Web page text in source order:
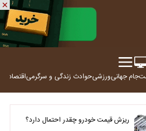
جام جهانیورزشیحوادث زندگی و سرگرمیاقتصاد
ریزش قیمت خودرو چقدر احتمال دارد؟